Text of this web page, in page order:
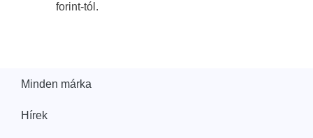
forint-tól.
Minden márka
Hírek